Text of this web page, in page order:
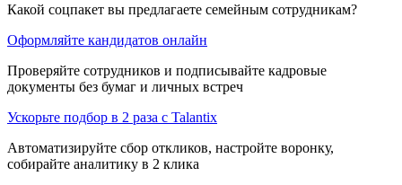
Какой соцпакет вы предлагаете семейным сотрудникам?
Оформляйте кандидатов онлайн
Проверяйте сотрудников и подписывайте кадровые
документы без бумаг и личных встреч
Ускорьте подбор в 2 раза с Talantix
Автоматизируйте сбор откликов, настройте воронку,
собирайте аналитику в 2 клика